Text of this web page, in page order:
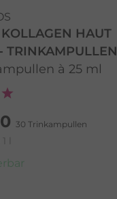
HAUT
TRINKAMPULLEN
à 25 ml
30 Trinkampullen
l